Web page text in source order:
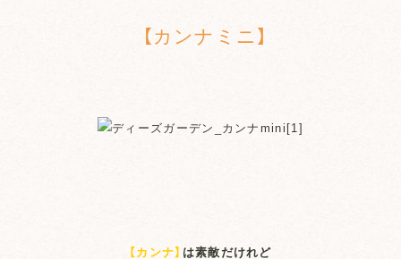
【カンナミニ】
【カンナ】 は素敵だけれど